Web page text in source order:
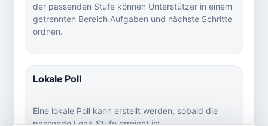
der passenden Stufe können Unterstützer in einem
getrennten Bereich Aufgaben und nächste Schritte
ordnen.
Lokale Poll
Eine lokale Poll kann erstellt werden, sobald die
passende Leak-Stufe erreicht ist.